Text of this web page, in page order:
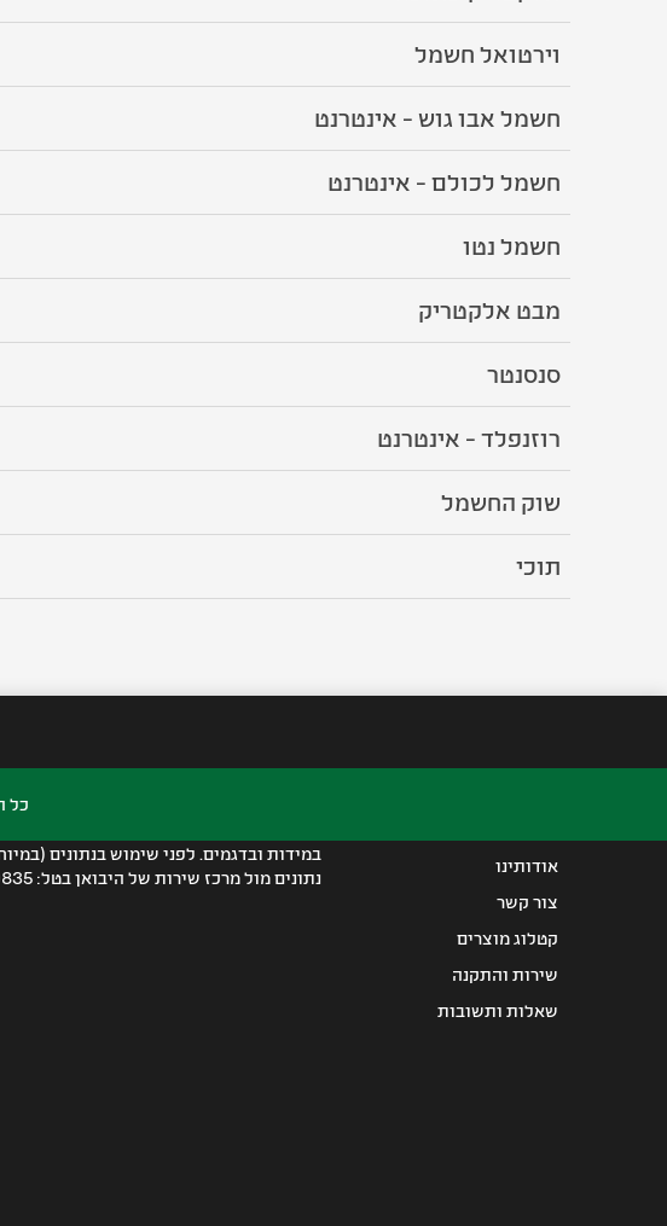
וירטואל חשמל
חשמל אבו גוש - אינטרנט
חשמל לכולם - אינטרנט
חשמל נטו
מבט אלקטריק
סנסנטר
רוזנפלד - אינטרנט
שוק החשמל
תוכי
אודותינו
צור קשר
קטלוג מוצרים
שירות והתקנה
שאלות ותשובות
במידות ובדגמים. לפני שימוש בנתונים
נתונים מול מרכז שירות של היבואן בטל: 09-7409835
כל